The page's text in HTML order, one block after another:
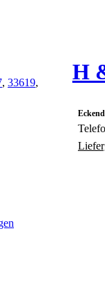
, 33619,
H